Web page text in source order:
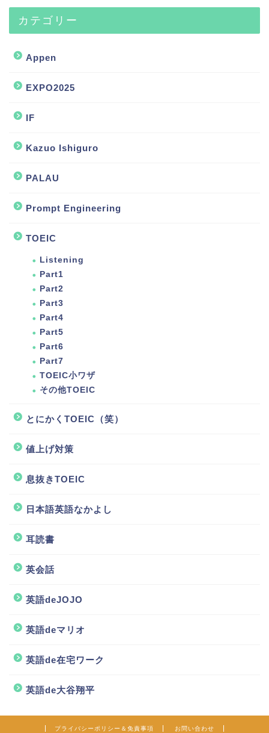
カテゴリー
Appen
EXPO2025
IF
Kazuo Ishiguro
PALAU
Prompt Engineering
TOEIC
Listening
Part1
Part2
Part3
Part4
Part5
Part6
Part7
TOEIC小ワザ
その他TOEIC
とにかくTOEIC（笑）
値上げ対策
息抜きTOEIC
日本語英語なかよし
耳読書
英会話
英語deJOJO
英語deマリオ
英語de在宅ワーク
英語de大谷翔平
プライバシーポリシー＆免責事項 お問い合わせ
クラゲTube